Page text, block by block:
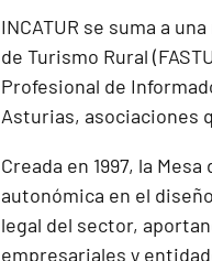
INCATUR se suma a
de Turismo Rural
Profesional de
Asturias, asociaciones
Creada en 1997, la
autonómica en el
legal del sector,
empresariales y